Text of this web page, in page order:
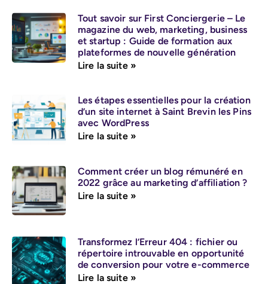
Tout savoir sur First Conciergerie – Le
magazine du web, marketing, business
et startup : Guide de formation aux
plateformes de nouvelle génération
Lire la suite »
Les étapes essentielles pour la création
d’un site internet à Saint Brevin les Pins
avec WordPress
Lire la suite »
Comment créer un blog rémunéré en
2022 grâce au marketing d’affiliation ?
Lire la suite »
Transformez l’Erreur 404 : fichier ou
répertoire introuvable en opportunité
de conversion pour votre e-commerce
Lire la suite »